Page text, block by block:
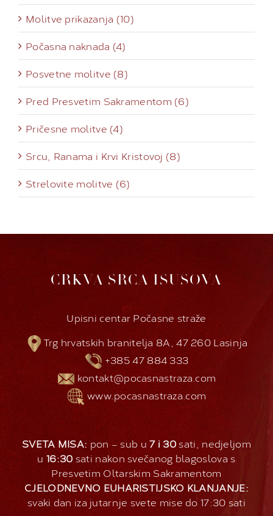
Molitve prikazanja (10)
Počasna naknada (4)
Posvetne molitve (8)
Pred Presvetim Sakramentom (6)
Pričesne molitve (4)
Srcu, Ranama i Krvi Kristovoj (8)
Strelovite molitve (6)
CRKVA SRCA ISUSOVA
Upisni centar Počasne straže
Trg hrvatskih branitelja 8A, 47 260 Lasinja
+385 47 884 333
kontakt@pocasnastraza.com
www.pocasnastraza.com
SVETA MISA: pon – sub u7 i 30sati, nedjeljom
u16:30 sati nakon svečanog blagoslova s
Presvetim Oltarskim Sakramentom
CJELODNEVNO EUHARISTIJSKO KLANJANJE:
svaki dan iza jutarnje svete mise do 17:30 sati